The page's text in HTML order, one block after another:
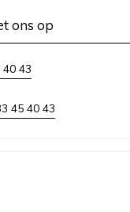
ons op
43
45 40 43